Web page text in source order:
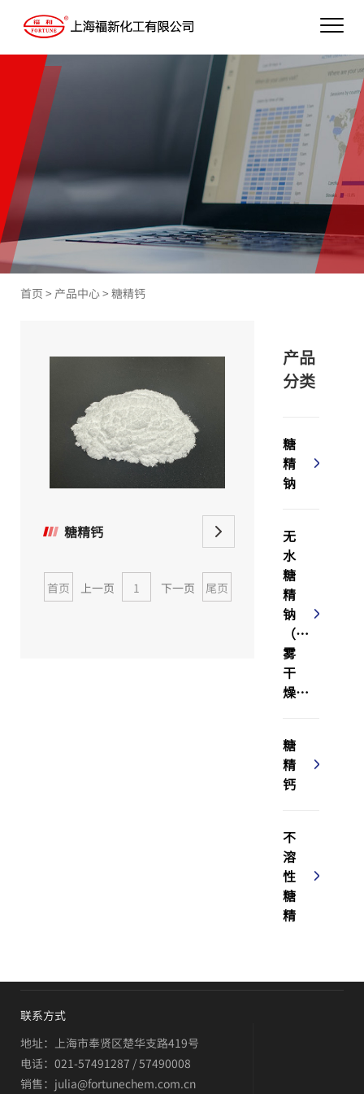
首页 > 产品中心> 糖精钙
糖精钙
首页 上一页 1 下一页 尾页
产品
分类
糖
精
钠
无
水
糖
精
钠
（喷
雾
干
燥）
糖
精
钙
不
溶
性
糖
精
联系方式
地址：上海市奉贤区楚华支路419号
电话：021-57491287 / 57490008
销售：julia@fortunechem.com.cn